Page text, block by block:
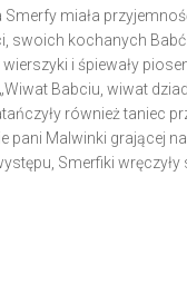
miała
swoich kochanych
i śpiewały
Babciu, wiwat
również taniec
pani Malwinki grającej
Smerfiki wręczyły